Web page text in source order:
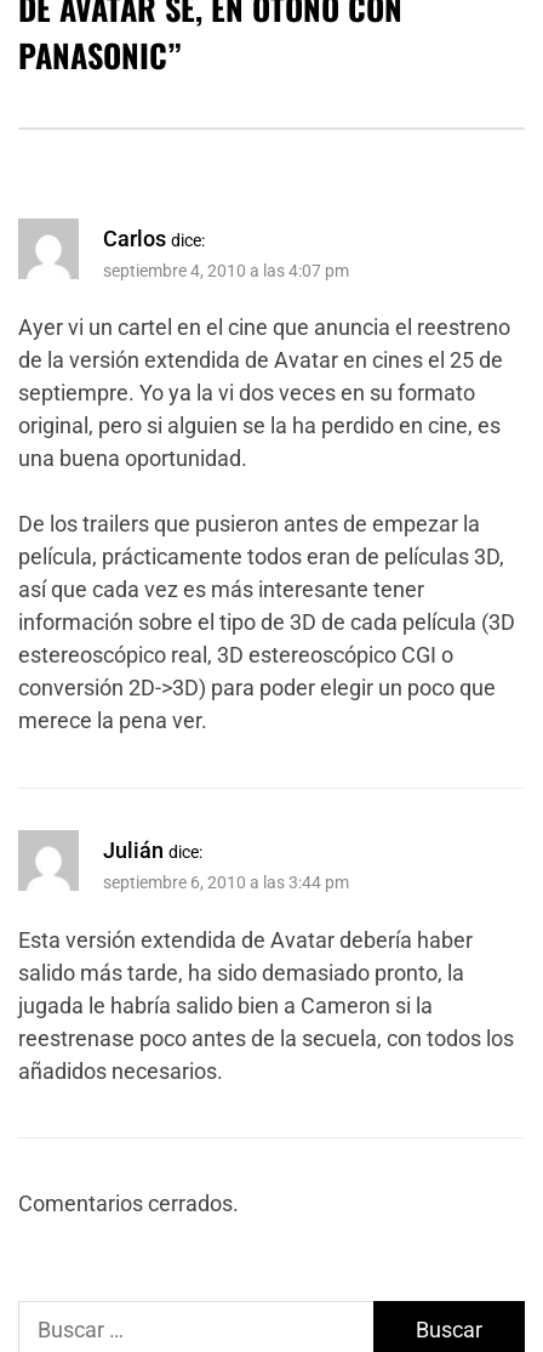
PANASONIC”
Carlos dice:
septiembre 4, 2010 a las 4:07 pm
Ayer vi un cartel en el cine que anuncia el reestreno
de la versión extendida de Avatar en cines el 25 de
septiempre. Yo ya la vi dos veces en su formato
original, pero si alguien se la ha perdido en cine, es
una buena oportunidad.
De los trailers que pusieron antes de empezar la
película, prácticamente todos eran de películas 3D,
así que cada vez es más interesante tener
información sobre el tipo de 3D de cada película (3D
estereoscópico real, 3D estereoscópico CGI o
conversión 2D->3D) para poder elegir un poco que
merece la pena ver.
Julián dice:
septiembre 6, 2010 a las 3:44 pm
Esta versión extendida de Avatar debería haber
salido más tarde, ha sido demasiado pronto, la
jugada le habría salido bien a Cameron si la
reestrenase poco antes de la secuela, con todos los
añadidos necesarios.
Comentarios cerrados.
Buscar: